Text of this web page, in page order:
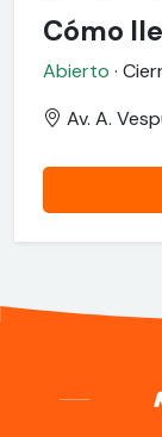
Cómo
Abierto ·
Av. A.